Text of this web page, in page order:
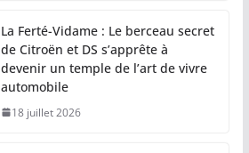
La Ferté-Vidame : Le berceau secret
de Citroën et DS s’apprête à
devenir un temple de l’art de vivre
automobile
18 juillet 2026